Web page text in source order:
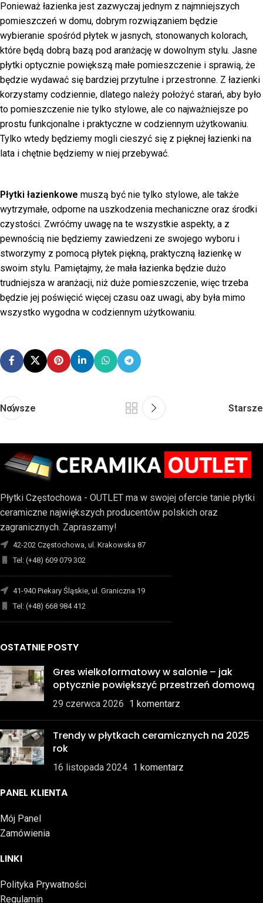
Ponieważ łazienka jest zazwyczaj jednym z najmniejszych
pomieszczeń w domu, dobrym rozwiązaniem będzie
wybieranie spośród płytek w jasnych, stonowanych kolorach,
które będą dobrą bazą pod aranżację w dowolnym stylu. Jasne
płytki optycznie powiększą małe pomieszczenie i sprawią, że
będzie wydawać się bardziej przytulne i przestronne. Z łazienki
korzystamy codziennie, dlatego należy położyć starań, aby było
to pomieszczenie nie tylko stylowe, ale co najważniejsze po
prostu funkcjonalne i praktyczne w codziennym użytkowaniu.
Tylko wtedy będziemy mogli cieszyć się z pięknej łazienki na
lata i chętnie będziemy w niej przebywać.
Płytki łazienkowe muszą być nie tylko stylowe, ale także
wytrzymałe, odporne na uszkodzenia mechaniczne oraz środki
czystości. Zwróćmy uwagę na te wszystkie aspekty, a z
pewnością nie będziemy zawiedzeni ze swojego wyboru i
stworzymy z pomocą płytek piękną, praktyczną łazienkę w
swoim stylu. Pamiętajmy, że mała łazienka będzie dużo
trudniejsza w aranżacji, niż duże pomieszczenie, więc trzeba
będzie jej poświęcić więcej czasu oaz uwagi, aby była mimo
wszystko wygodna w codziennym użytkowaniu.
Nowsze Starsze
Płytki Częstochowa - OUTLET ma w swojej ofercie tanie płytki
ceramiczne największych producentów polskich oraz
zagranicznych. Zapraszamy!
42-202 Częstochowa, ul. Krakowska 87
Tel: (+48) 609 079 302
-------------------------------------------------------------------------
41-940 Piekary Śląskie, ul. Graniczna 19
Tel: (+48) 668 984 412
-------------------------------------------------------------------------
OSTATNIE POSTY
Gres wielkoformatowy w salonie – jak
optycznie powiększyć przestrzeń domową
29 czerwca 2026 1 komentarz
Trendy w płytkach ceramicznych na 2025
rok
16 listopada 2024 1 komentarz
PANEL KLIENTA
Mój Panel
Zamówienia
LINKI
Polityka Prywatności
Regulamin